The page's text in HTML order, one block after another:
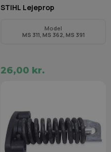
STIHL Lejeprop
Model
MS 311, MS 362, MS 391
26,00 kr.